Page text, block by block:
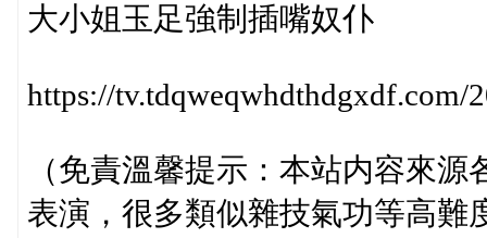
大小姐玉足強制插嘴奴仆
https://tv.tdqweqwhdthdgxdf.com/
（免責溫馨提示：本站内容來
表演，很多類似雜技氣功等高難